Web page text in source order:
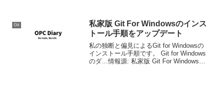
Git
私家版 Git For Windowsのインス
トール手順をアップデート
私の独断と偏見によるGit for Windowsの
インストール手順です。 Git for Windows
のダ…情報源: 私家版 Git For Windowsの